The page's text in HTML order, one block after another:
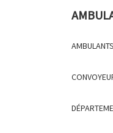
AMBULANTS